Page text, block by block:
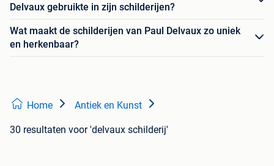
Delvaux gebruikte in zijn schilderijen?
Wat maakt de schilderijen van Paul Delvaux zo uniek
en herkenbaar?
Home Antiek en Kunst
30 resultaten voor 'delvaux schilderij'